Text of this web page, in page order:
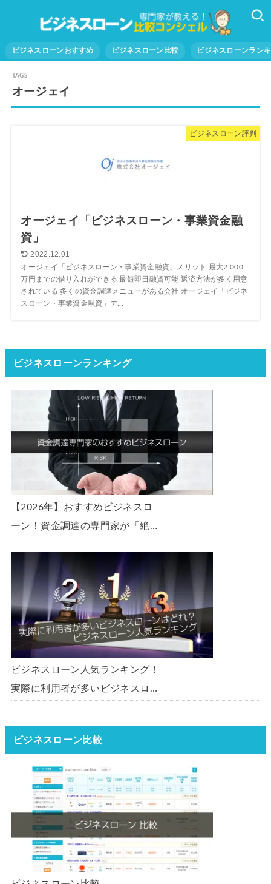
ビジネスローンおすすめ ビジネスローン比較 ビジネスローンラン
オージェイ
ビジネスローン評判
オージェイ「ビジネスローン・事業資金融
資」
2022.12.01
オージェイ「ビジネスローン・事業資金融資」メリット 最大2,000
万円までの借り入れができる 最短即日融資可能 返済方法が多く用意
されている 多くの資金調達メニューがある会社 オージェイ「ビジネ
スローン・事業資金融資」デ...
ビジネスローンランキング
【2026年】おすすめビジネスロ
ーン！資金調達の専門家が「絶
ーン・事業者ローン・商工ローン
ランキング
ビジネスローン人気ランキング！
実際に利用者が多いビジネスロー
ータ】【2026年版】
ビジネスローン比較